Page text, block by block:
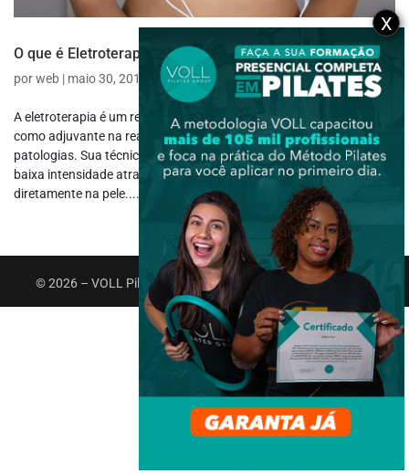
O que é Eletroterapia?
porweb | maio 30, 2017 Terapia Alternativa
A eletroterapia é um recurso fisioterápico amplamente utilizado
como adjuvante na reabilitação dos mais diversos tipos de
patologias. Sua técnica consiste em utilizar correntes elétricas de
baixa intensidade através de eletrodos que são aplicados
diretamente na pele....
© 2026 – VOLL Pilates Group. Todos os direitos reservados.
X